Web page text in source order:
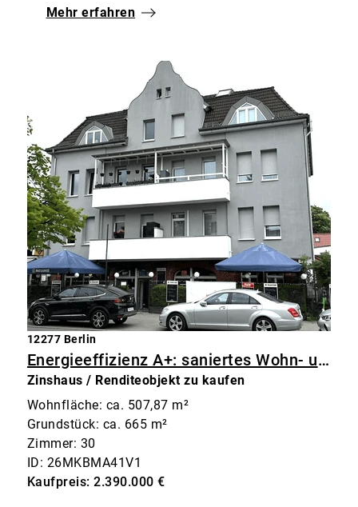
Mehr erfahren
12277 Berlin
Energieeffizienz A+: saniertes Wohn- und Geschäftshaus in Marienfelde
Zinshaus / Renditeobjekt zu kaufen
Wohnfläche: ca. 507,87 m²
Grundstück: ca. 665 m²
Zimmer: 30
ID: 26MKBMA41V1
Kaufpreis: 2.390.000 €